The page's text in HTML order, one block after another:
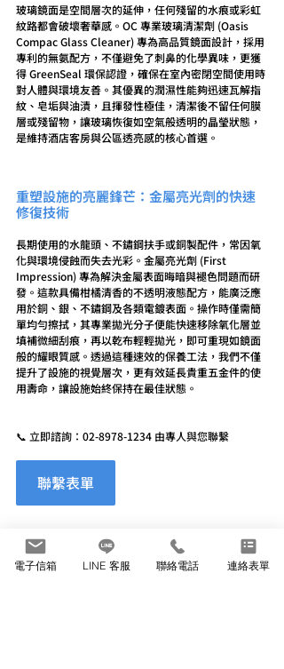
玻璃鏡面是空間層次的延伸，任何殘留的水痕或彩虹
紋路都會破壞奢華感。OC 專業玻璃清潔劑 (Oasis
Compac Glass Cleaner) 專為高品質鏡面設計，採用
專利的無氨配方，不僅避免了刺鼻的化學異味，更獲
得 GreenSeal 環保認證，確保在室內密閉空間使用時
對人體與環境友善。其優異的潤濕性能夠迅速瓦解指
紋、皂垢與油漬，且揮發性極佳，清潔後不留任何膜
層或殘留物，讓玻璃恢復如空氣般透明的晶瑩狀態，
是維持酒店客房與公區透亮感的核心首選。
重塑設施的亮麗鋒芒：金屬亮光劑的快速
修復技術
長期使用的水龍頭、不鏽鋼扶手或銅製配件，常因氧
化與環境侵蝕而失去光彩。金屬亮光劑 (First
Impression) 專為解決金屬表面晦暗與褪色問題而研
發。這款具備柑橘清香的不透明液態配方，能廣泛應
用於銅、銀、不鏽鋼及各類電鍍表面。操作時僅需簡
單均勻擦拭，其專業拋光分子便能快速移除氧化層並
填補微細刮痕，再以乾布輕輕拋光，即可重現如鏡面
般的耀眼質感。透過這種速效的保養工法，我們不僅
提升了設施的視覺層次，更有效延長貴重五金件的使
用壽命，讓設施始終保持在最佳狀態。
📞 立即諮詢： 02-8978-1234 由專人與您聯繫
聯繫表單
最新文章 查看全部
電子信箱 LINE 客服 聯絡電話 連絡表單